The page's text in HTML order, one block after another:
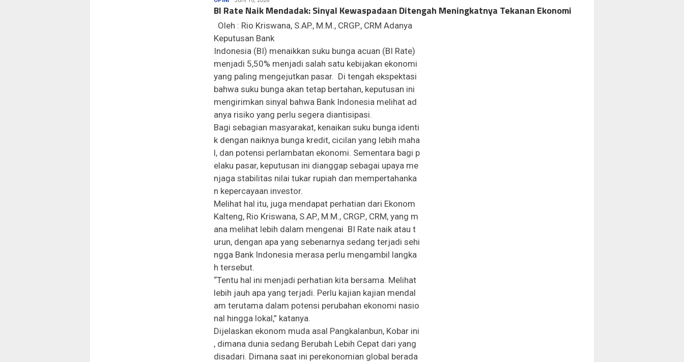
Dayak
BI Rate Naik Mendadak: Sinyal Kewaspadaan Ditengah Meningkatnya Tekanan Ekonomi
Oleh : Rio Kriswana, S.AP., M.M., CRGP., CRM Adanya
Keputusan Bank
Indonesia (BI) menaikkan suku bunga acuan (BI Rate)
menjadi 5,50% menjadi salah satu kebijakan ekonomi
yang paling mengejutkan pasar. Di tengah ekspektasi
bahwa suku bunga akan tetap bertahan, keputusan ini
mengirimkan sinyal bahwa Bank Indonesia melihat ad
anya risiko yang perlu segera diantisipasi.
Bagi sebagian masyarakat, kenaikan suku bunga identi
k dengan naiknya bunga kredit, cicilan yang lebih maha
l, dan potensi perlambatan ekonomi. Sementara bagi p
elaku pasar, keputusan ini dianggap sebagai upaya me
njaga stabilitas nilai tukar rupiah dan mempertahanka
n kepercayaan investor.
Melihat hal itu, juga mendapat perhatian dari Ekonom
Kalteng, Rio Kriswana, S.AP., M.M., CRGP., CRM, yang m
ana melihat lebih dalam mengenai BI Rate naik atau t
urun, dengan apa yang sebenarnya sedang terjadi sehi
ngga Bank Indonesia merasa perlu mengambil langka
h tersebut.
“Tentu hal ini menjadi perhatian kita bersama. Melihat
lebih jauh apa yang terjadi. Perlu kajian kajian mendal
am terutama dalam potensi perubahan ekonomi nasio
nal hingga lokal,” katanya.
Dijelaskan ekonom muda asal Pangkalanbun, Kobar ini
, dimana dunia sedang Berubah Lebih Cepat dari yang
disadari. Dimana saat ini perekonomian global berada